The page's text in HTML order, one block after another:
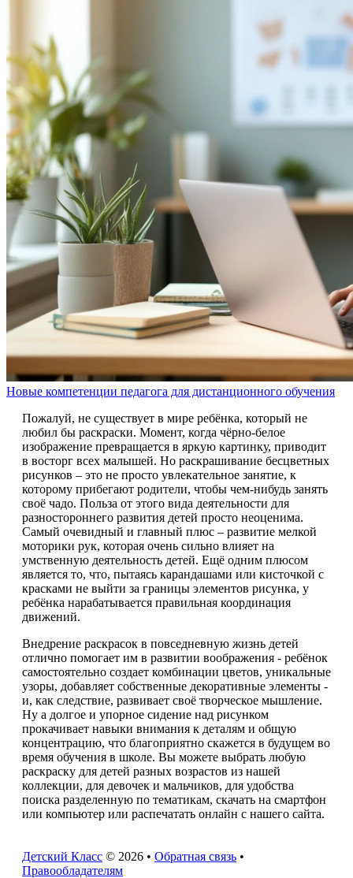
Новые компетенции педагога для дистанционного обучения
Пожалуй, не существует в мире ребёнка, который не
любил бы раскраски. Момент, когда чёрно-белое
изображение превращается в яркую картинку, приводит
в восторг всех малышей. Но раскрашивание бесцветных
рисунков – это не просто увлекательное занятие, к
которому прибегают родители, чтобы чем-нибудь занять
своё чадо. Польза от этого вида деятельности для
разностороннего развития детей просто неоценима.
Самый очевидный и главный плюс – развитие мелкой
моторики рук, которая очень сильно влияет на
умственную деятельность детей. Ещё одним плюсом
является то, что, пытаясь карандашами или кисточкой с
красками не выйти за границы элементов рисунка, у
ребёнка нарабатывается правильная координация
движений.
Внедрение раскрасок в повседневную жизнь детей
отлично помогает им в развитии воображения - ребёнок
самостоятельно создает комбинации цветов, уникальные
узоры, добавляет собственные декоративные элементы -
и, как следствие, развивает своё творческое мышление.
Ну а долгое и упорное сидение над рисунком
прокачивает навыки внимания к деталям и общую
концентрацию, что благоприятно скажется в будущем во
время обучения в школе. Вы можете выбрать любую
раскраску для детей разных возрастов из нашей
коллекции, для девочек и мальчиков, для удобства
поиска разделенную по тематикам, скачать на смартфон
или компьютер или распечатать онлайн с нашего сайта.
Детский Класс © 2026 • Обратная связь •
Правообладателям